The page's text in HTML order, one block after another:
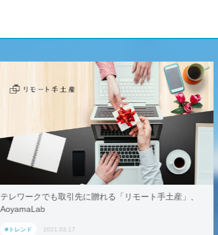
リモートワークはZ世代への悪影響が大きい–マイクロ
ソフト調査
#トレンド 2021.03.23